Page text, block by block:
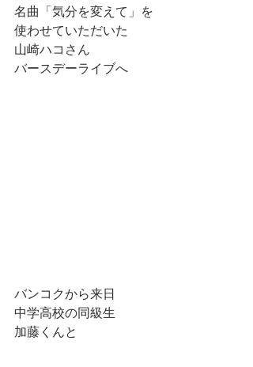
名曲「気分を変えて」を
使わせていただいた
山崎ハコさん
バースデーライブへ
バンコクから来日
中学高校の同級生
加藤くんと